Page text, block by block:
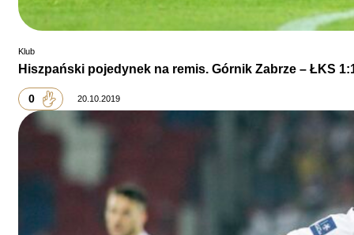
Klub
Hiszpański pojedynek na remis. Górnik Zabrze – ŁKS
0 20.10.2019